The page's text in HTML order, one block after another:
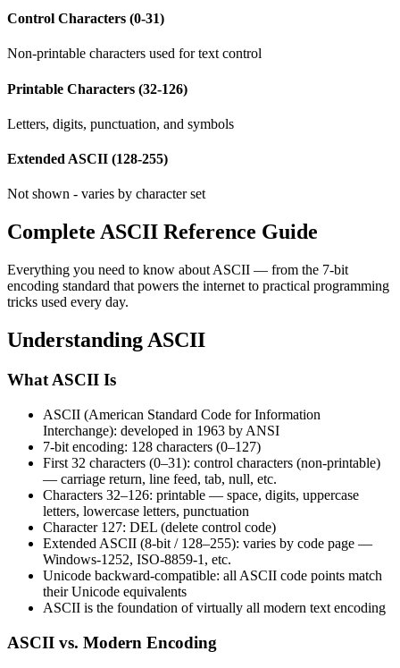
Control Characters (0-31)
Non-printable characters used for text control
Printable Characters (32-126)
Letters, digits, punctuation, and symbols
Extended ASCII (128-255)
Not shown - varies by character set
Complete ASCII Reference Guide
Everything you need to know about ASCII — from the 7-bit
encoding standard that powers the internet to practical programming
tricks used every day.
Understanding ASCII
What ASCII Is
ASCII (American Standard Code for Information
Interchange): developed in 1963 by ANSI
7-bit encoding: 128 characters (0–127)
First 32 characters (0–31): control characters (non-printable)
— carriage return, line feed, tab, null, etc.
Characters 32–126: printable — space, digits, uppercase
letters, lowercase letters, punctuation
Character 127: DEL (delete control code)
Extended ASCII (8-bit / 128–255): varies by code page —
Windows-1252, ISO-8859-1, etc.
Unicode backward-compatible: all ASCII code points match
their Unicode equivalents
ASCII is the foundation of virtually all modern text encoding
ASCII vs. Modern Encoding